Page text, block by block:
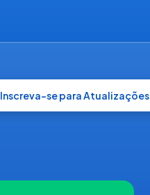
Inscreva-se para Atualizações